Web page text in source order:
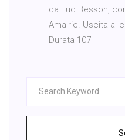
da Luc Besson,
Amalric. Uscita al
Durata 107